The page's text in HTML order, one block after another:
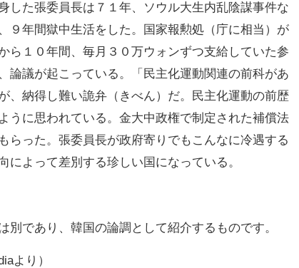
した張委員長は７１年、ソウル大生内乱陰謀事件な
９年間獄中生活をした。国家報勲処（庁に相当）が
ら１０年間、毎月３０万ウォンずつ支給していた参
論議が起こっている。「民主化運動関連の前科があ
、納得し難い詭弁（きべん）だ。民主化運動の前歴
うに思われている。金大中政権で制定された補償法
らった。張委員長が政府寄りでもこんなに冷遇する
によって差別する珍しい国になっている。
であり、韓国の論調として紹介するものです。
より）